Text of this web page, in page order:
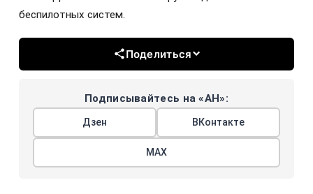
беспилотных систем.
Поделиться
Подписывайтесь на «АН»:
Дзен ВКонтакте
МАХ